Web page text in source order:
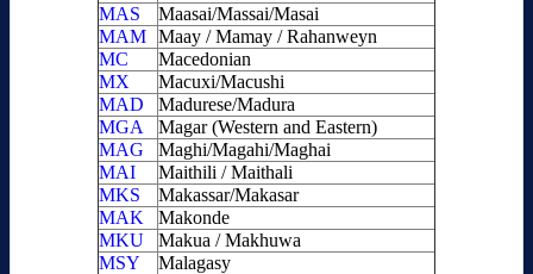
MAS
Maasai/Massai/Masai
MAM Maay / Mamay / Rahanweyn
MC
Macedonian
MX
Macuxi/Macushi
MAD
Madurese/Madura
MGA
Magar (Western and Eastern)
MAG
Maghi/Magahi/Maghai
MAI
Maithili / Maithali
MKS
Makassar/Makasar
MAK
Makonde
MKU
Makua / Makhuwa
MSY
Malagasy